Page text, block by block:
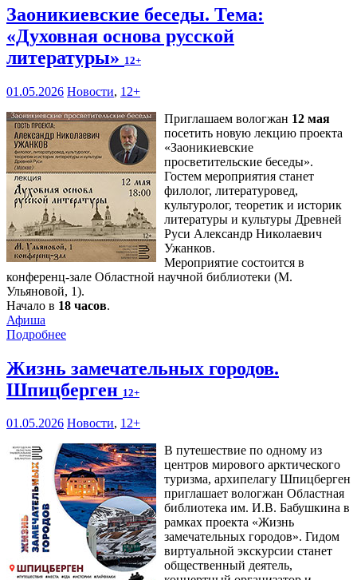
Заоникиевские беседы. Тема:
«Духовная основа русской
литературы» 12+
01.05.2026 Новости, 12+
Приглашаем вологжан 12 мая
посетить новую лекцию проекта
«Заоникиевские
просветительские беседы».
Гостем мероприятия станет
филолог, литературовед,
культуролог, теоретик и историк
литературы и культуры Древней
Руси Александр Николаевич
Ужанков.
Мероприятие состоится в
конференц-зале Областной научной библиотеки (М.
Ульяновой, 1).
Начало в 18 часов.
Афиша
Подробнее
Жизнь замечательных городов.
Шпицберген 12+
01.05.2026 Новости, 12+
В путешествие по одному из
центров мирового арктического
туризма, архипелагу Шпицберген
приглашает вологжан Областная
библиотека им. И.В. Бабушкина в
рамках проекта «Жизнь
замечательных городов». Гидом
виртуальной экскурсии станет
общественный деятель,